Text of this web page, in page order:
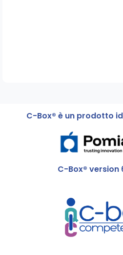
C-Box® è un prodotto
C-Box® version